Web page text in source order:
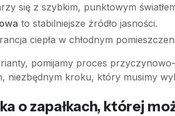
się z szybkim, punktowym
to stabilniejsze źródło jasności.
ciepła w chłodnym
pomijamy proces
niezbędnym kroku, który musimy
o zapałkach, której